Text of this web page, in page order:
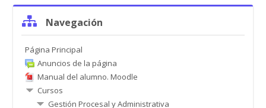
NavegaciónNavegación
Página Principal
Anuncios de la página
Manual del alumno. Moodle
Cursos
Gestión Procesal y Administrativa